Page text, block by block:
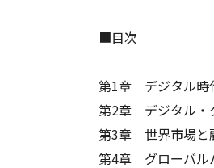
■目次
第1章 デジタル時
第2章 デジタル・
第3章 世界市場と
第4章 グローバル